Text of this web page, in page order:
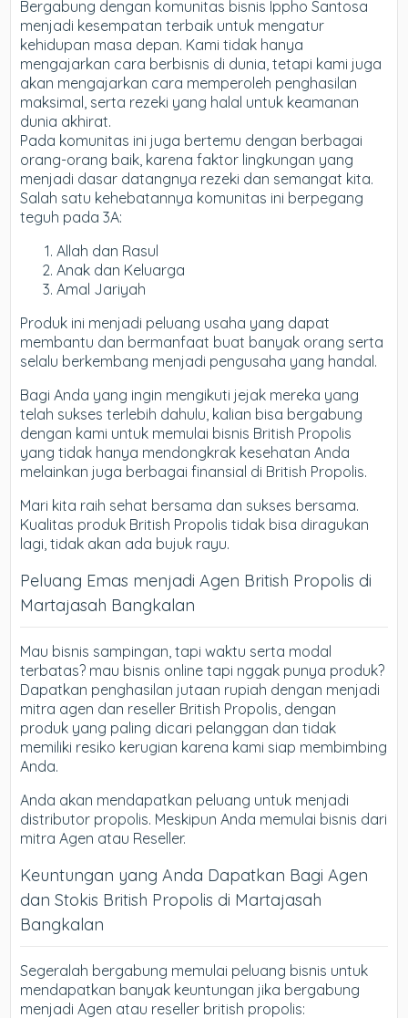
Bergabung dengan komunitas bisnis Ippho Santosa
menjadi kesempatan terbaik untuk mengatur
kehidupan masa depan. Kami tidak hanya
mengajarkan cara berbisnis di dunia, tetapi kami juga
akan mengajarkan cara memperoleh penghasilan
maksimal, serta rezeki yang halal untuk keamanan
dunia akhirat.
Pada komunitas ini juga bertemu dengan berbagai
orang-orang baik, karena faktor lingkungan yang
menjadi dasar datangnya rezeki dan semangat kita.
Salah satu kehebatannya komunitas ini berpegang
teguh pada 3A:
Allah dan Rasul
Anak dan Keluarga
Amal Jariyah
Produk ini menjadi peluang usaha yang dapat
membantu dan bermanfaat buat banyak orang serta
selalu berkembang menjadi pengusaha yang handal.
Bagi Anda yang ingin mengikuti jejak mereka yang
telah sukses terlebih dahulu, kalian bisa bergabung
dengan kami untuk memulai bisnis British Propolis
yang tidak hanya mendongkrak kesehatan Anda
melainkan juga berbagai finansial di British Propolis.
Mari kita raih sehat bersama dan sukses bersama.
Kualitas produk British Propolis tidak bisa diragukan
lagi, tidak akan ada bujuk rayu.
Peluang Emas menjadi Agen British Propolis di
Martajasah Bangkalan
Mau bisnis sampingan, tapi waktu serta modal
terbatas? mau bisnis online tapi nggak punya produk?
Dapatkan penghasilan jutaan rupiah dengan menjadi
mitra agen dan reseller British Propolis, dengan
produk yang paling dicari pelanggan dan tidak
memiliki resiko kerugian karena kami siap membimbing
Anda.
Anda akan mendapatkan peluang untuk menjadi
distributor propolis. Meskipun Anda memulai bisnis dari
mitra Agen atau Reseller.
Keuntungan yang Anda Dapatkan Bagi Agen
dan Stokis British Propolis di Martajasah
Bangkalan
Segeralah bergabung memulai peluang bisnis untuk
mendapatkan banyak keuntungan jika bergabung
menjadi Agen atau reseller british propolis: